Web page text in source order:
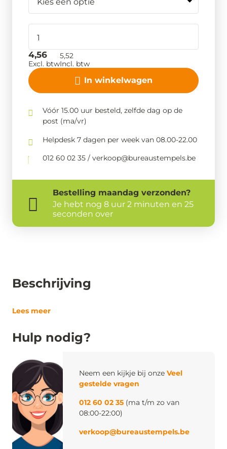
Beschrijving
Lees meer
Hulp nodig?
Neem een kijkje bij onze Veel
gestelde vragen
012 60 02 35 (ma t/m zo van
08:00-22:00)
verkoop@bureaustempels.be
In winkelwagen
4,56
Excl. btw
5,52
Incl. btw
Vóór 15.00 uur besteld, zelfde dag op de
post (ma/vr)
Helpdesk 7 dagen per week van 08.00-22.00
012 60 02 35 / verkoop@bureaustempels.be
Bestelling maandag verzonden?
Je hebt nog 8 uur 2 minuten en 25
seconden over